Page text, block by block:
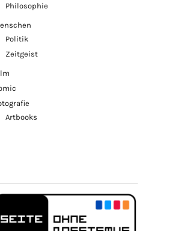
Philosophie
Politik
Zeitgeist
Artbooks